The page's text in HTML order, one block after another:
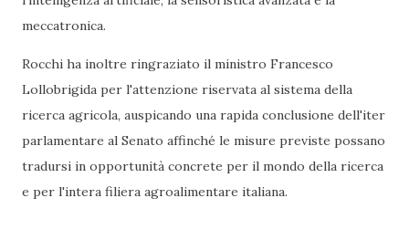
meccatronica.
Rocchi ha inoltre ringraziato il ministro Francesco
Lollobrigida per l'attenzione riservata al sistema della
ricerca agricola, auspicando una rapida conclusione dell'iter
parlamentare al Senato affinché le misure previste possano
tradursi in opportunità concrete per il mondo della ricerca
e per l'intera filiera agroalimentare italiana.